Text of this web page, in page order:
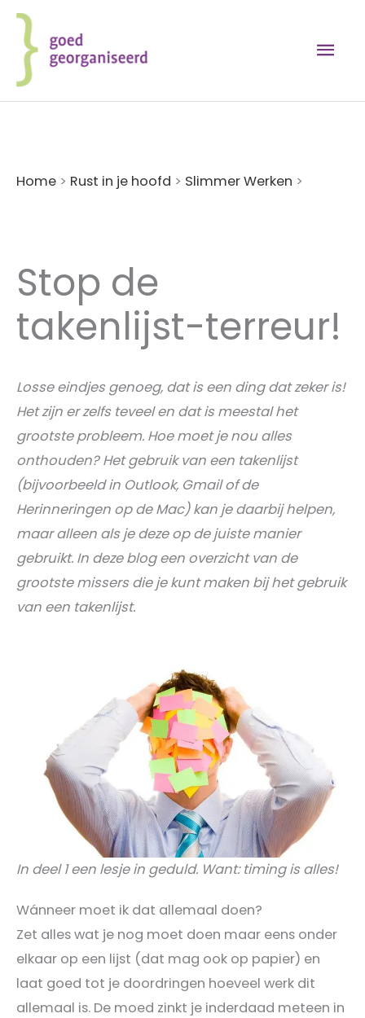
Ga
naar
inhoud
Home > Rust in je hoofd > Slimmer Werken >
Stop de
takenlijst-terreur!
Losse eindjes genoeg, dat is een ding dat zeker is!
Het zijn er zelfs teveel en dat is meestal het
grootste probleem. Hoe moet je nou alles
onthouden? Het gebruik van een takenlijst
(bijvoorbeeld in Outlook, Gmail of de
Herinneringen op de Mac) kan je daarbij helpen,
maar alleen als je deze op de juiste manier
gebruikt. In deze blog een overzicht van de
grootste missers die je kunt maken bij het gebruik
van een takenlijst.
In deel 1 een lesje in geduld. Want: timing is alles!
Wánneer moet ik dat allemaal doen?
Zet alles wat je nog moet doen maar eens onder
elkaar op een lijst (dat mag ook op papier) en
laat goed tot je doordringen hoeveel werk dit
allemaal is. De moed zinkt je inderdaad meteen in